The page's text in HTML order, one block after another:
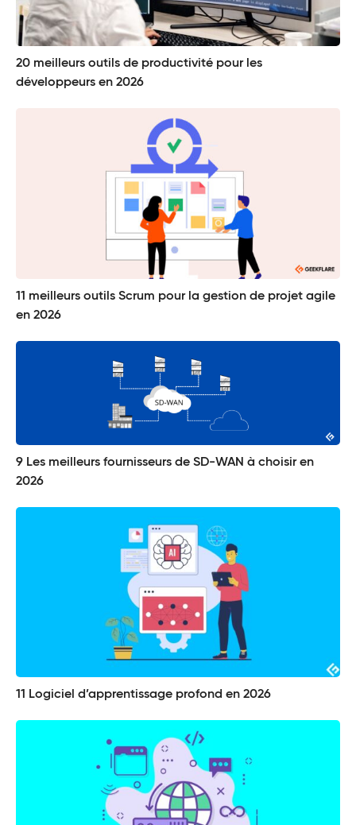
20 meilleurs outils de productivité pour les
développeurs en 2026
11 meilleurs outils Scrum pour la gestion de projet agile
en 2026
9 Les meilleurs fournisseurs de SD-WAN à choisir en
2026
11 Logiciel d’apprentissage profond en 2026